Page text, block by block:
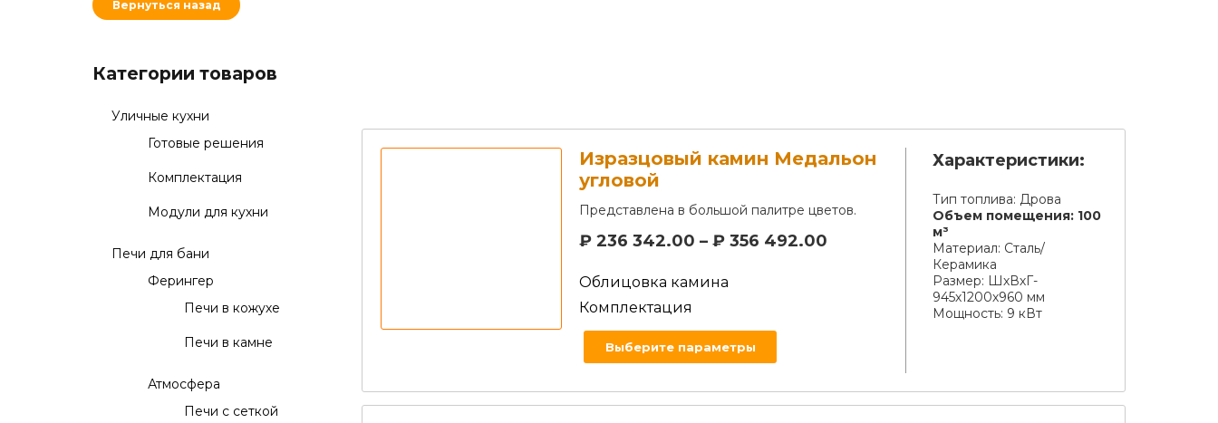
Вернуться назад
Категории товаров
Уличные кухни
Готовые решения
Комплектация
Модули для кухни
Печи для бани
Ферингер
Печи в кожухе
Печи в камне
Атмосфера
Печи с сеткой
Изразцовый камин Медальон
угловой
Представлена в большой палитре цветов.
₽ 236 342.00 –₽ 356 492.00
Облицовка камина
Комплектация
Выберите параметры
Характеристики:
Тип топлива: Дрова
Объем помещения: 100
м³
Материал: Сталь/
Керамика
Размер: ШхВхГ-
945х1200х960 мм
Мощность: 9 кВт